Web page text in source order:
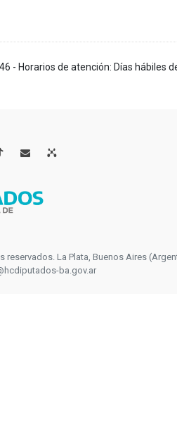
- Horarios de atención: Días hábiles
 
La Plata, Buenos Aires
ba.gov.ar